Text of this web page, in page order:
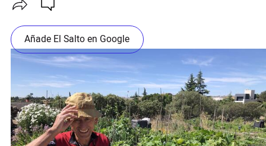
Añade El Salto en Google